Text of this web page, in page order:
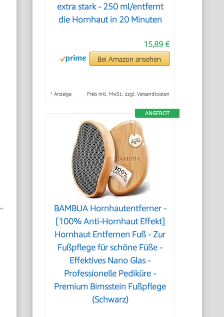
extra stark - 250 ml/entfernt
die Hornhaut in 20 Minuten
15,89 €
Bei Amazon ansehen
* Anzeige Preis inkl. MwSt., zzgl. Versandkosten
ANGEBOT
BAMBUA Hornhautentferner -
[100% Anti-Hornhaut Effekt]
Hornhaut Entfernen Fuß - Zur
Fußpflege für schöne Füße -
Effektives Nano Glas -
Professionelle Pediküre -
Premium Bimsstein Fußpflege
(Schwarz)